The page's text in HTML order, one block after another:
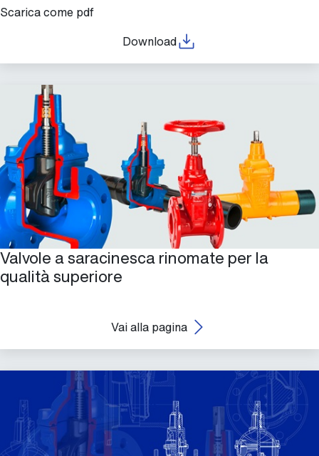
Scarica come pdf
Download
Valvole a saracinesca rinomate per la
qualità superiore
Vai alla pagina